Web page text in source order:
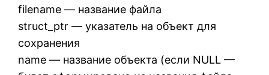
filename — название файла
struct_ptr — указатель на объект для
сохранения
name — название объекта (если NULL —